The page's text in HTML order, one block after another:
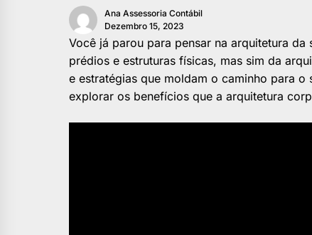
Ana Assessoria Contábil
Dezembro 15, 2023
Você já parou para pensar na arquitetura
prédios e estruturas físicas, mas sim da
e estratégias que moldam o caminho para
explorar os benefícios que a arquitetura